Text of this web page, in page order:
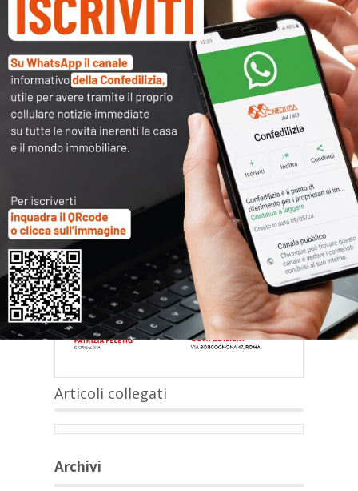
Invito 23 giugno
Articoli collegati
Archivi